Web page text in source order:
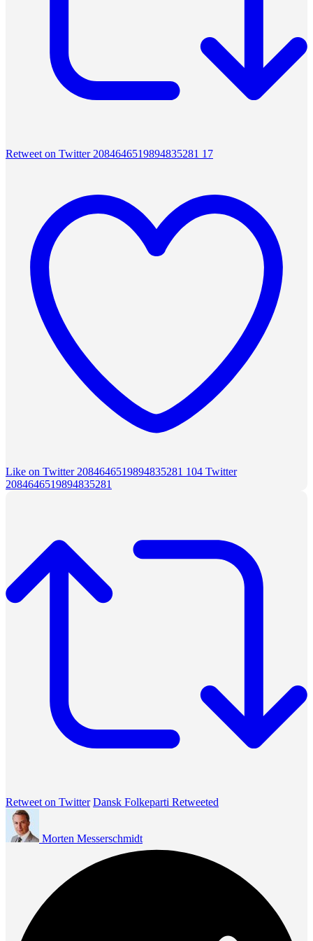
Retweet on Twitter 2084646519894835281 17
Like on Twitter 2084646519894835281 104 Twitter
2084646519894835281
Retweet on Twitter Dansk Folkeparti Retweeted
Morten Messerschmidt